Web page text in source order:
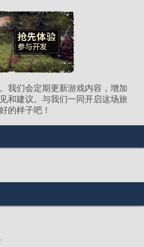
我们会定期更新游戏内容，增加
和建议。与我们一同开启这场旅
的样子吧！